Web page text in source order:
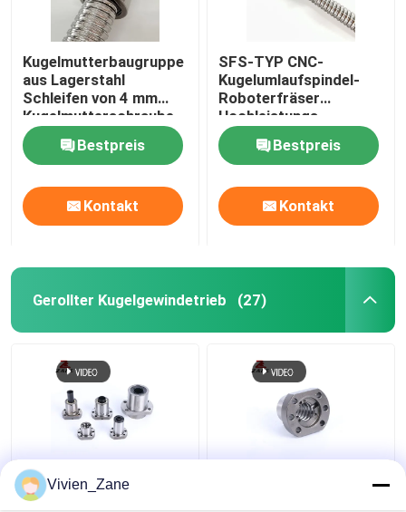
Kugelmutterbaugruppe
aus Lagerstahl
Schleifen von 4 mm
Kugelmutterschraube
Bestpreis
Kontakt
SFS-TYP CNC-
Kugelumlaufspindel-
Roboterfräser
Hochleistungs-
Leitspindel 3000 mm
Bestpreis
Kontakt
Gerollter Kugelgewindetrieb (27)
SF-TYP Gerollter
Kugelgewindetrieb
Vivien_Zane